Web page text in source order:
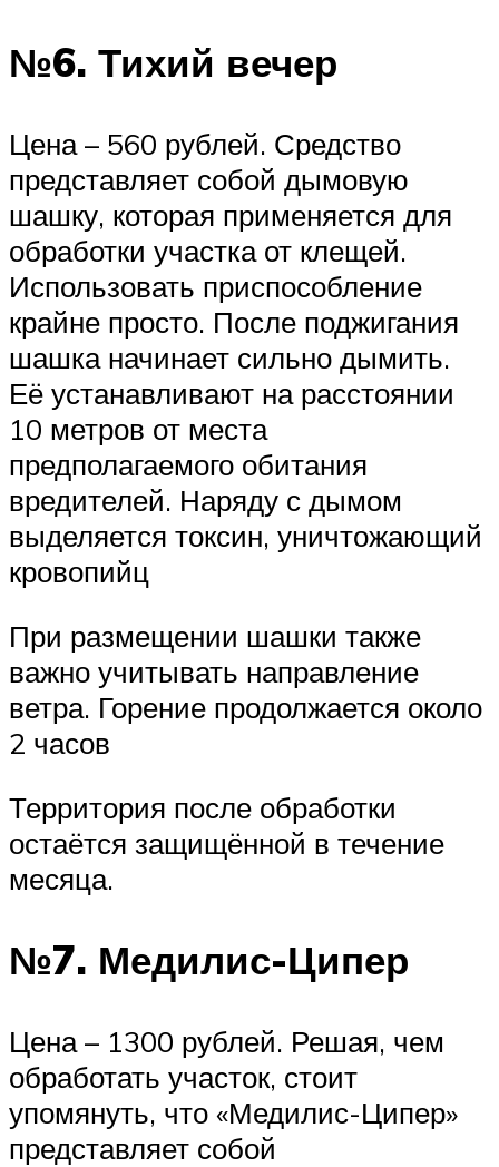
№6. Тихий вечер
Цена – 560 рублей. Средство
представляет собой дымовую
шашку, которая применяется для
обработки участка от клещей.
Использовать приспособление
крайне просто. После поджигания
шашка начинает сильно дымить.
Её устанавливают на расстоянии
10 метров от места
предполагаемого обитания
вредителей. Наряду с дымом
выделяется токсин, уничтожающий
кровопийц
При размещении шашки также
важно учитывать направление
ветра. Горение продолжается около
2 часов
Территория после обработки
остаётся защищённой в течение
месяца.
№7. Медилис-Ципер
Цена – 1300 рублей. Решая, чем
обработать участок, стоит
упомянуть, что «Медилис-Ципер»
представляет собой